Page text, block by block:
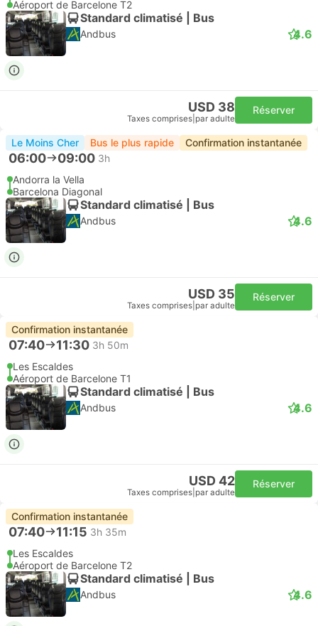
Aéroport de Barcelone T2
Standard climatisé | Bus
Andbus 4.6
USD 38
Taxes comprises par adulte
Réserver
Le Moins Cher Bus le plus rapide Confirmation instantanée
06:00 09:00 3h
Andorra la Vella
Barcelona Diagonal
Standard climatisé | Bus
Andbus 4.6
USD 35
Taxes comprises par adulte
Réserver
Confirmation instantanée
07:40 11:30 3h 50m
Les Escaldes
Aéroport de Barcelone T1
Standard climatisé | Bus
Andbus 4.6
USD 42
Taxes comprises par adulte
Réserver
Confirmation instantanée
07:40 11:15 3h 35m
Les Escaldes
Aéroport de Barcelone T2
Standard climatisé | Bus
Andbus 4.6